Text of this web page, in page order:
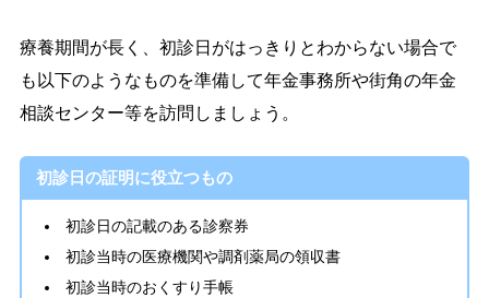
療養期間が長く、初診日がはっきりとわからない場合で
も以下のようなものを準備して年金事務所や街角の年金
相談センター等を訪問しましょう。
初診日の証明に役立つもの
初診日の記載のある診察券
初診当時の医療機関や調剤薬局の領収書
初診当時のおくすり手帳